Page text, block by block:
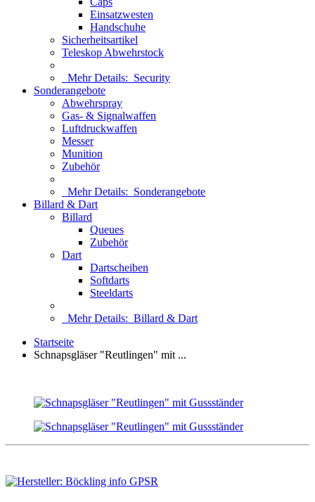
Einsatzwesten
Handschuhe
Sicherheitsartikel
Teleskop Abwehrstock
Mehr Details: Security
Sonderangebote
Abwehrspray
Gas- & Signalwaffen
Luftdruckwaffen
Messer
Munition
Zubehör
Mehr Details: Sonderangebote
Billard & Dart
Billard
Queues
Zubehör
Dart
Dartscheiben
Softdarts
Steeldarts
Mehr Details: Billard & Dart
Startseite
Schnapsgläser "Reutlingen" mit ...